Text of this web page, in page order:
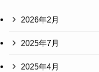
2026年2月
2025年7月
2025年4月